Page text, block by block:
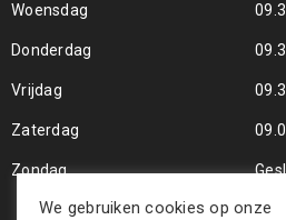
Woensdag
Donderdag
Vrijdag
Zaterdag
Zondag
We gebruiken cookies op onze